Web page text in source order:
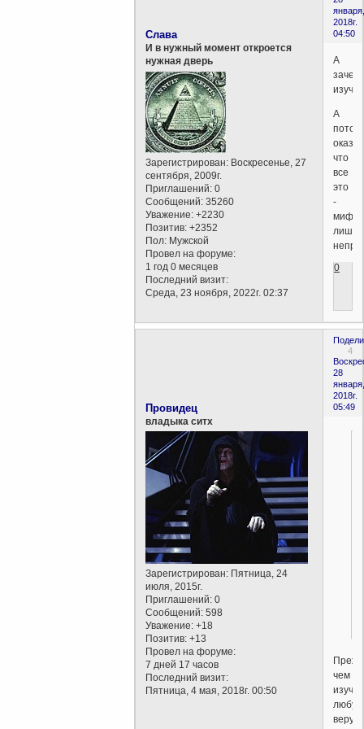
января,
2018г.
04:50
Слава
И в нужный момент откроется
нужная дверь
Зарегистрирован: Воскресенье, 27
сентября, 2009г.
Приглашений: 0
Сообщений: 35260
Уважение: +2230
Позитив: +2352
Пол: Мужской
Провел на форуме:
1 год 0 месяцев
Последний визит:
Среда, 23 ноября, 2022г. 02:37
А
зачем
А
потом
что
все
это
-
мифы
лишь,
0
4
28
января,
2018г.
05:49
Провидец
владыка ситх
Зарегистрирован: Пятница, 24
июля, 2015г.
Приглашений: 0
Сообщений: 598
Уважение: +18
Позитив: +13
Провел на форуме:
7 дней 17 часов
Последний визит:
Пятница, 4 мая, 2018г. 00:50
чем
любую
веру